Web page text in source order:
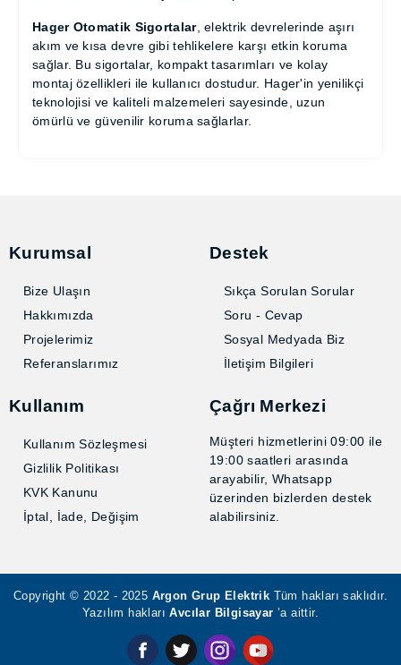
Hager Otomatik Sigortalar, elektrik devrelerinde
aşırı akım ve kısa devre gibi tehlikelere karşı etkin
koruma sağlar. Bu sigortalar, kompakt tasarımları
ve kolay montaj özellikleri ile kullanıcı dostudur.
Hager'in yenilikçi teknolojisi ve kaliteli malzemeleri
Kurumsal
Hakkımızda
Referanslarımız
Destek
Sıkça Sorulan Sorular
Soru - Cevap
Sosyal Medyada Biz
İletişim Bilgileri
Kullanım
Gizlilik Politikası
KVK Kanunu
Çağrı Merkezi
Müşteri hizmetlerini 09:00
ile 19:00 saatleri arasında
arayabilir, Whatsapp
Copyright © 2022 - 2025Argon Grup Elektrik
saklıdır. Yazılım haklarıAvcılar Bilgisayar